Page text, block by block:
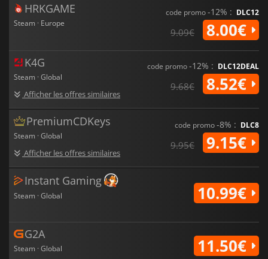
HRKGAME
Steam · Europe
code promo-12% : DLC12
9.09€ 8.00€
K4G
Steam · Global
Afficher les offres similaires
code promo-12% : DLC12DEAL
9.68€ 8.52€
PremiumCDKeys
Steam · Global
Afficher les offres similaires
code promo-8% : DLC8
9.95€ 9.15€
Instant Gaming
Steam · Global 10.99€
G2A
Steam · Global 11.50€